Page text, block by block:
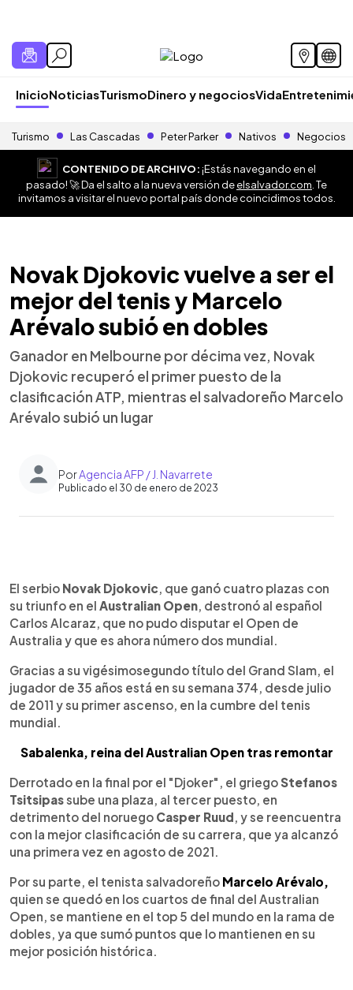
InicioNoticiasTurismoDinero y negociosVida
Turismo Las Cascadas Peter Parker Nativos Negocios
CONTENIDO DE ARCHIVO:¡Estás navegando en el
pasado! 🚀 Da el salto a la nueva versión deelsalvador.com . Te
invitamos a visitar el nuevo portal país donde coincidimos todos.
Novak Djokovic vuelve a ser el
mejor del tenis y Marcelo
Arévalo subió en dobles
Ganador en Melbourne por décima vez, Novak
Djokovic recuperó el primer puesto de la
clasificación ATP, mientras el salvadoreño Marcelo
Arévalo subió un lugar
PorAgencia AFP / J. Navarrete
Publicado el 30 de enero de 2023
► Escuchar artículo
El serbio Novak Djokovic, que ganó cuatro plazas con
su triunfo en el Australian Open, destronó al español
Carlos Alcaraz, que no pudo disputar el Open de
Australia y que es ahora número dos mundial.
Gracias a su vigésimosegundo título del Grand Slam, el
jugador de 35 años está en su semana 374, desde julio
de 2011 y su primer ascenso, en la cumbre del tenis
mundial.
Sabalenka, reina del Australian Open tras remontar
Derrotado en la final por el "Djoker", el griegoStefanos
Tsitsipassube una plaza, al tercer puesto, en
detrimento del noruego Casper Ruud, y se reencuentra
con la mejor clasificación de su carrera, que ya alcanzó
una primera vez en agosto de 2021.
Por su parte, el tenista salvadoreño Marcelo Arévalo,
quien se quedó en los cuartos de final del Australian
Open, se mantiene en el top 5 del mundo en la rama de
dobles, ya que sumó puntos que lo mantienen en su
mejor posición histórica.